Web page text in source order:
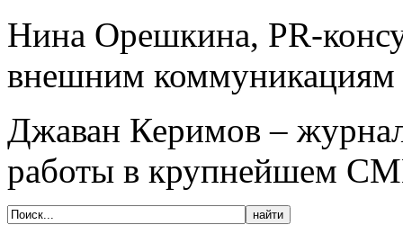
Нина Орешкина, PR-
внешним
Джаван Керимов –
работы в крупнейшем